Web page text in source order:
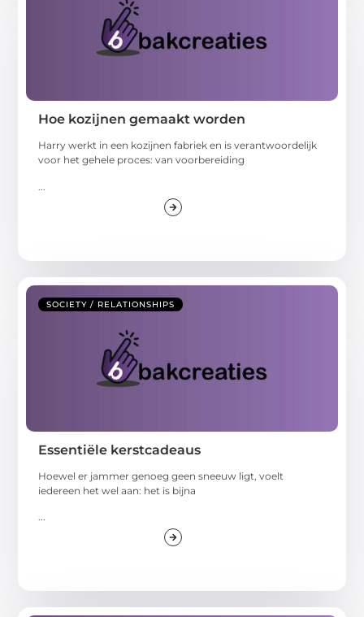
Hoe kozijnen gemaakt worden
Harry werkt in een kozijnen fabriek en is verantwoordelijk
voor het gehele proces: van voorbereiding
SOCIETY / RELATIONSHIPS
Essentiële kerstcadeaus
Hoewel er jammer genoeg geen sneeuw ligt, voelt
iedereen het wel aan: het is bijna
...